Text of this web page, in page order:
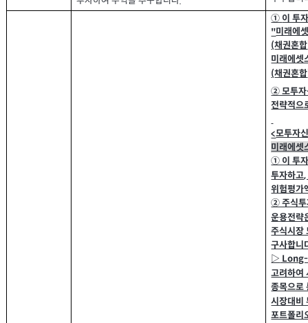
① 이 투
"미래에
(채권혼합
미래에셋
(채권혼합
② 모투자
전략적으
<모투자
미래에셋
① 이 투
투자하고,
위험평가
② 주식투
운용전략
주식시장
구사합니
▷
고려하여
종목으로
시장대비
포트폴리